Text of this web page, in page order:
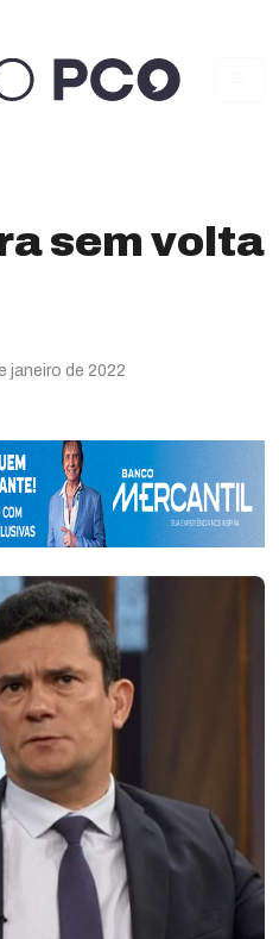
sem volta
janeiro de 2022